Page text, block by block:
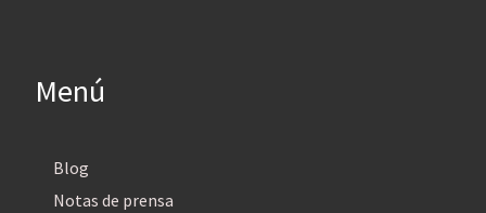
Menú
Blog
Notas de prensa